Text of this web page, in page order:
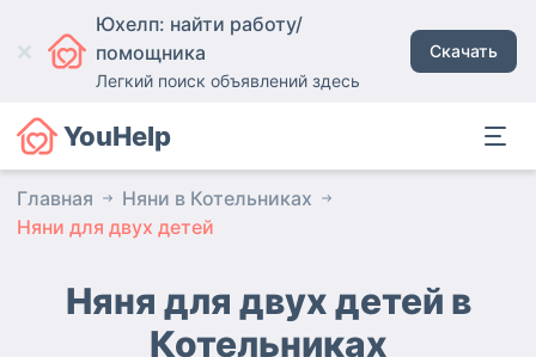
Юхелп: найти работу/
помощника
Легкий поиск объявлений здесь
Скачать
YouHelp
Главная
Няни в Котельниках
Няни для двух детей
Няня для двух детей в
Котельниках